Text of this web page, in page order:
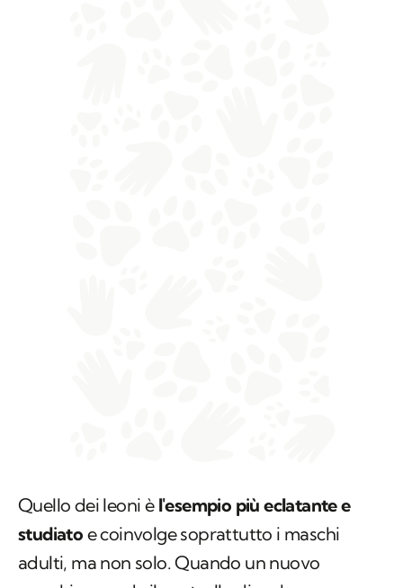
Quello dei leoni è l'esempio più eclatante e
studiato e coinvolge soprattutto i maschi
adulti, ma non solo. Quando un nuovo